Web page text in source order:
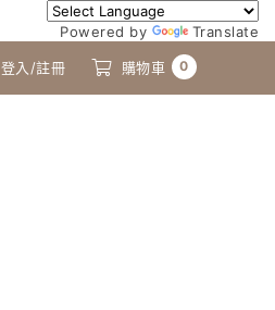
Powered by Translate
登入/註冊 購物車 0